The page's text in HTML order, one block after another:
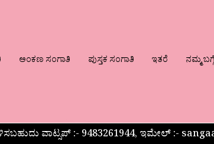
ಅಂಕಣ ಸಂಗಾತಿ ಪುಸ್ತಕ ಸಂಗಾತಿ ಇತರೆ ನಮ್ಮ
ವಾಟ್ಸಪ್‌ :- 9483261944, ಇಮೇಲ್ :-